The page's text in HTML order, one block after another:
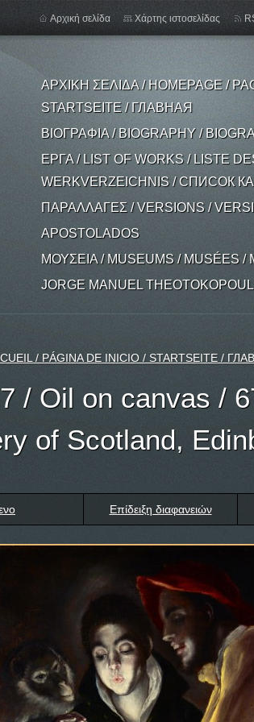
ΑΡΧΙΚΗ ΣΕΛΙΔΑ / HOMEPAGE /
STARTSEITE / ГЛАВНАЯ
ΒΙΟΓΡΑΦΙΑ / BIOGRAPHY /
ΕΡΓΑ / LIST OF WORKS / LISTE
WERKVERZEICHNIS / СПИСОК
ΠΑΡΑΛΛΑΓΕΣ / VERSIONS /
APOSTOLADOS
ΜΟΥΣΕΙΑ / MUSEUMS / MUSÉES
JORGE MANUEL
Αρχική σελίδα Χάρτης ιστοσελίδας
/ PÁGINA DE INICIO / STARTSEITE /
/ Oil on canvas /
of Scotland,
Επίδειξη διαφανειών